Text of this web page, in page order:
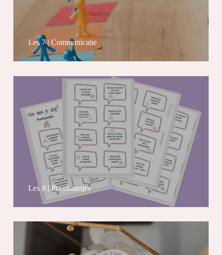
Les 7 | Communicatie
Les 8 | Praatkaartjes